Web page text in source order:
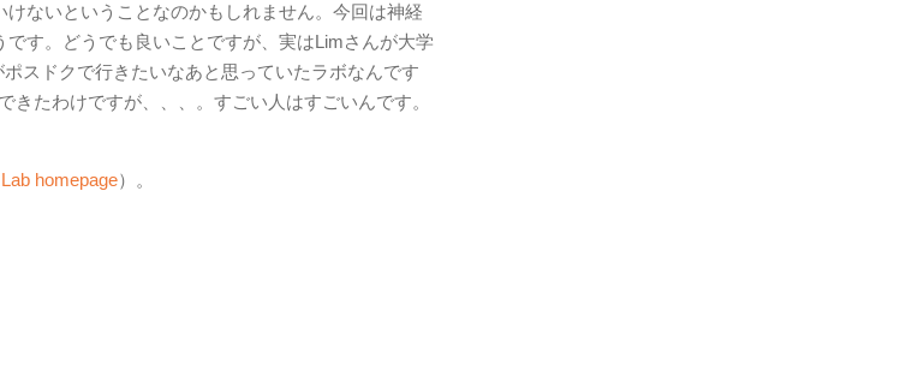
ないということなのかもしれません。今回は神経
す。どうでも良いことですが、実はLimさんが大学
スドクで行きたいなあと思っていたラボなんです
たわけですが、、、。すごい人はすごいんです。
Lab homepage）。